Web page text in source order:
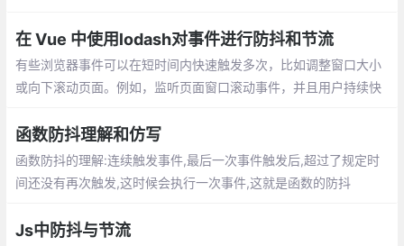
在 Vue 中使用lodash对事件进行防抖和节流
有些浏览器事件可以在短时间内快速触发多次，比如调整窗口大小
或向下滚动页面。例如，监听页面窗口滚动事件，并且用户持续快
能会导致一些严重的性能问题
函数防抖理解和仿写
函数防抖的理解:连续触发事件,最后一次事件触发后,超过了规定时
间还没有再次触发,这时候会执行一次事件,这就是函数的防抖
Js中防抖与节流